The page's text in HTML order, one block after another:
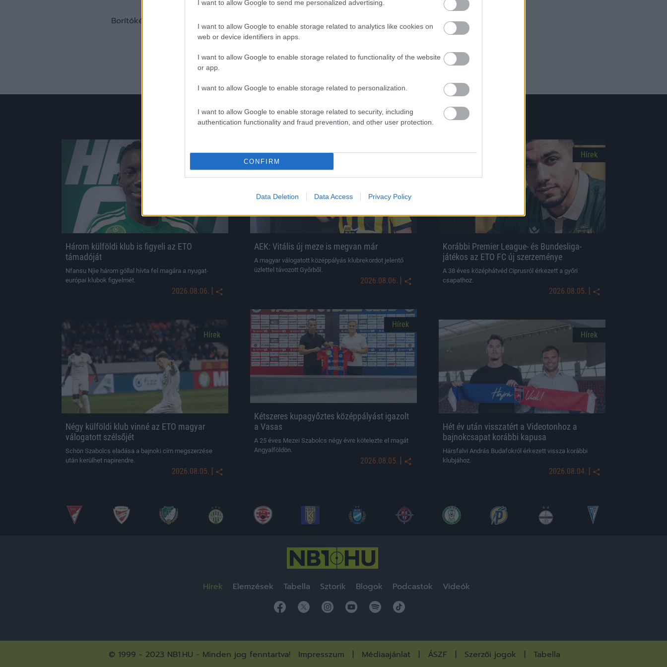
I want to allow Google to send me personalized advertising.
I want to allow Google to enable storage related to analytics like cookies on
web or device identifiers in apps.
I want to allow Google to enable storage related to functionality of the website
or app.
I want to allow Google to enable storage related to personalization.
I want to allow Google to enable storage related to security, including
authentication functionality and fraud prevention, and other user protection.
CONFIRM
Data Deletion Data Access Privacy Policy
0%
Borítókép forrása: Nyíregyháza Spartacus FC
KAPCSOLÓDÓ HÍREK
Hírek
Három külföldi klub is figyeli az ETO
támadóját
Nfansu Njie három góllal hívta fel magára a nyugat-
európai klubok figyelmét.
2026.08.06. |
Hírek
AEK: Vitális új meze is megvan már
A magyar válogatott középpályás klubrekordot jelentő
üzlettel távozott Győrből.
2026.08.06. |
Hírek
Korábbi Premier League- és Bundesliga-
játékos az ETO FC új szerzeménye
A 38 éves középhátvéd Ciprusról érkezett a győri
csapathoz.
2026.08.05. |
Hírek
Kétszeres kupagyőztes középpályást igazolt
a Vasas
A 25 éves Mezei Szabolcs négy évre kötelezte el magát
Angyalföldön.
2026.08.05. |
Hírek
Négy külföldi klub vinné az ETO magyar
válogatott szélsőjét
Schön Szabolcs eladása a bajnoki cím megszerzése
után kerülhet napirendre.
2026.08.05. |
Hírek
Hét év után visszatért a Videotonhoz a
bajnokcsapat korábbi kapusa
Hársfalvi András Budafokról érkezett vissza korábbi
klubjához.
2026.08.04. |
Hírek Elemzések Tabella Sztorik Blogok Podcastok Videók
© 1999 - 2023 NB1.HU - Minden jog fenntartva! Impresszum Médiaajánlat ÁSZF Szerzői jogok Tabella